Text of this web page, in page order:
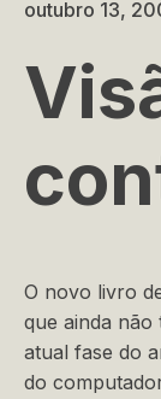
outubro 13,
O novo livro
que ainda não
atual fase do
do